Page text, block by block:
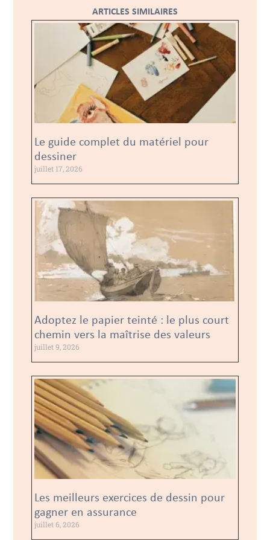
ARTICLES SIMILAIRES
Le guide complet du matériel pour
dessiner
juillet 17, 2026
Adoptez le papier teinté : le plus court
chemin vers la maîtrise des valeurs
juillet 9, 2026
Les meilleurs exercices de dessin pour
gagner en assurance
juillet 6, 2026